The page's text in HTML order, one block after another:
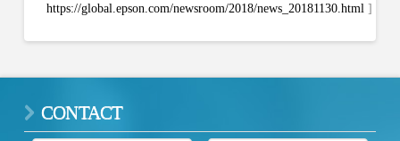
https://global.epson.com/newsroom/2018/news_20181130.html ]
CONTACT